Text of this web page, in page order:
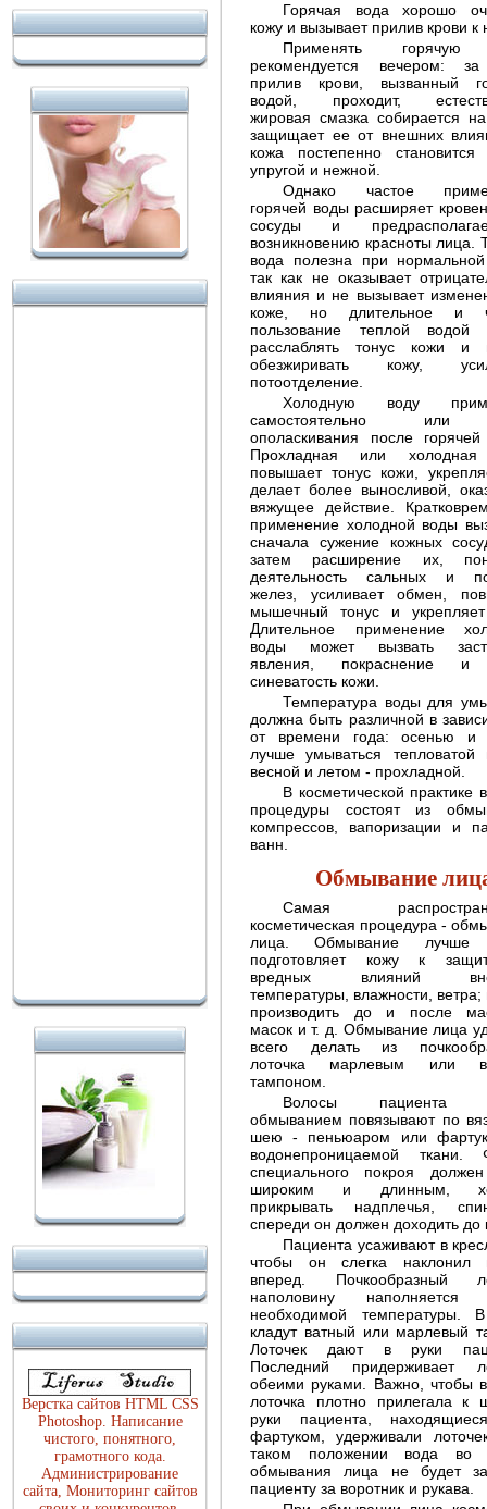
Защита кожи лица и
влияние дневных кремов
Уход за сухой и жирной
кожей лица
Веснушки
Пигментные пятна -
хлоазма
Верстка сайтов HTML CSS
Photoshop. Написание
чистого, понятного,
грамотного кода.
Администрирование
сайта, Мониторинг сайтов
Горячая вода хорошо
кожу и вызывает прилив крови к
Применять горячую
рекомендуется вечером:
прилив крови, вызванный
водой, проходит,
жировая смазка собирается
защищает ее от внешних
кожа постепенно становится
упругой и нежной.
Однако частое
горячей воды расширяет
сосуды и
возникновению красноты лица.
вода полезна при
так как не оказывает
влияния и не вызывает
коже, но длительное и
пользование теплой водой
расслаблять тонус кожи и
обезжиривать кожу,
потоотделение.
Холодную воду
самостоятельно
ополаскивания после
Прохладная или
повышает тонус кожи,
делает более выносливой,
вяжущее действие.
применение холодной воды
сначала сужение кожных
затем расширение их,
деятельность сальных и
желез, усиливает обмен,
мышечный тонус и
Длительное применение
воды может вызвать
явления, покраснение и
синеватость кожи.
Температура воды для
должна быть различной в
от времени года: осенью и
лучше умываться тепловатой
весной и летом - прохладной.
В косметической практике
процедуры состоят из
компрессов, вапоризации и
ванн.
Обмывание
Самая
косметическая процедура -
лица. Обмывание лучше
подготовляет кожу к
вредных влияний
температуры, влажности,
производить до и после
масок и т. д. Обмывание лица
всего делать из
лоточка марлевым или
тампоном.
Волосы пациента
обмыванием повязывают по
шею - пеньюаром или
водонепроницаемой ткани.
специального покроя
широким и длинным,
прикрывать надплечья,
спереди он должен доходить до
Пациента усаживают в
чтобы он слегка наклонил
вперед. Почкообразный
наполовину наполняется
необходимой температуры.
кладут ватный или марлевый
Лоточек дают в руки
Последний придерживает
обеими руками. Важно, чтобы
лоточка плотно прилегала к
руки пациента,
фартуком, удерживали
таком положении вода во
обмывания лица не будет
пациенту за воротник и рукава.